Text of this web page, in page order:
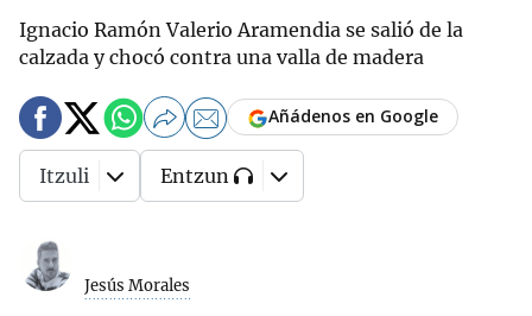
Ignacio Ramón Valerio Aramendia se salió de la
calzada y chocó contra una valla de madera
Jesús Morales
Añádenos en Google
Itzuli Entzun